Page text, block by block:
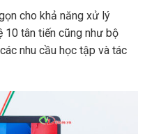
cho khả năng xử lý
10 tân tiến cũng như bộ
nhu cầu học tập và tác